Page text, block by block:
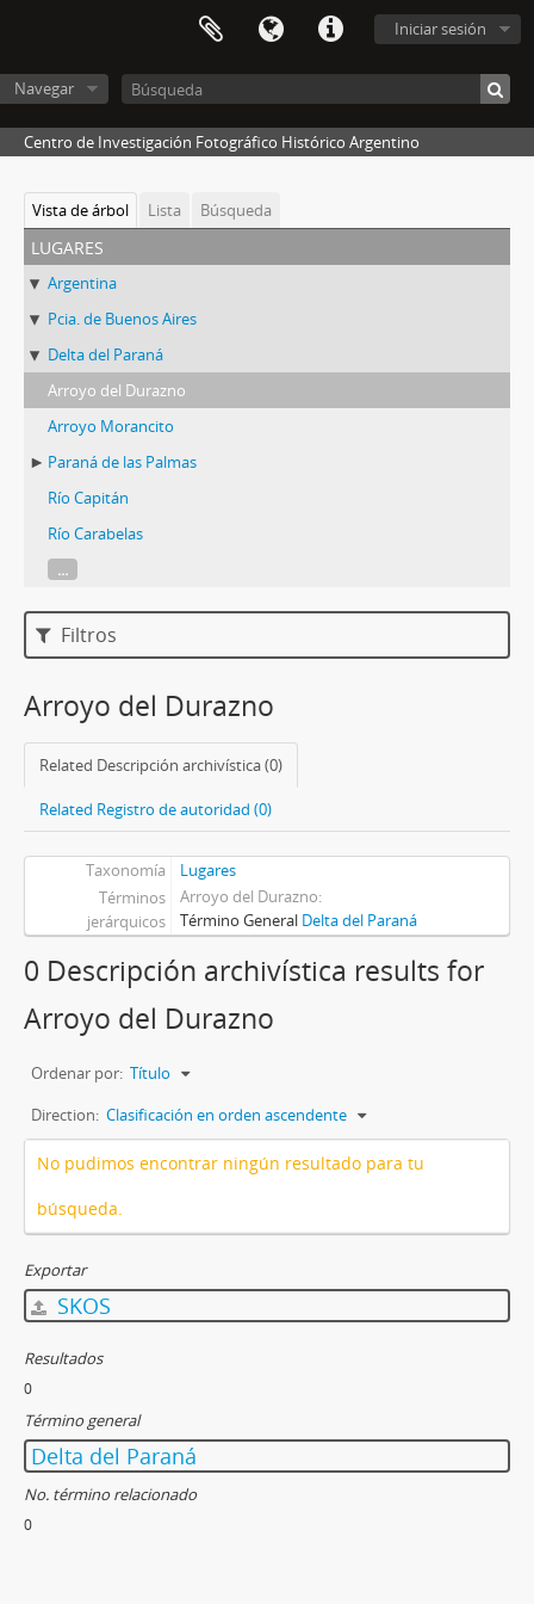
Iniciar sesión
Navegar
Centro de Investigación Fotográfico Histórico Argentino
Vista de árbol Lista Búsqueda
lugares
Argentina
Pcia. de Buenos Aires
Delta del Paraná
Arroyo del Durazno
Arroyo Morancito
Paraná de las Palmas
Río Capitán
Río Carabelas
...
Filtros
Arroyo del Durazno
Related Descripción archivística (0)
Related Registro de autoridad (0)
Taxonomía
Lugares
Términos
jerárquicos
Arroyo del Durazno
Término General Delta del Paraná
0 Descripción archivística results for
Arroyo del Durazno
Ordenar por: Título
Direction: Clasificación en orden ascendente
No pudimos encontrar ningún resultado para tu
búsqueda.
Exportar
SKOS
Resultados
0
Término general
Delta del Paraná
No. término relacionado
0